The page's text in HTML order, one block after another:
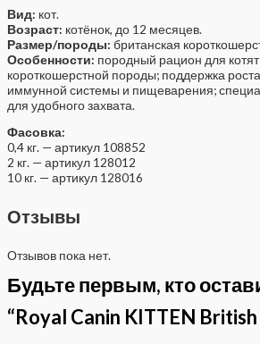
Вид: кот.
Возраст: котёнок, до 12 месяцев.
Размер/породы: британская
Особенности: породный рацион для
короткошерстной породы; поддержка
иммунной системы и пищеварения;
для удобного захвата.
Фасовка:
0,4 кг. — артикул 108852
2 кг. — артикул 128012
10 кг. — артикул 128016
Отзывы
Отзывов пока нет.
Будьте первым, кто
“Royal Canin KITTEN